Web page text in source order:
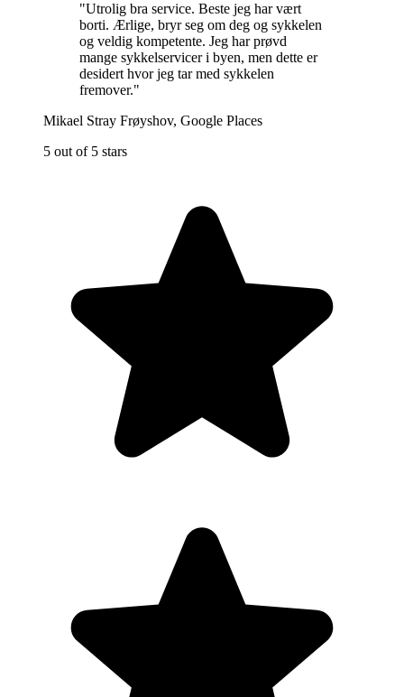
"Utrolig bra service. Beste jeg har vært
borti. Ærlige, bryr seg om deg og sykkelen
og veldig kompetente. Jeg har prøvd
mange sykkelservicer i byen, men dette er
desidert hvor jeg tar med sykkelen
fremover."
Mikael Stray Frøyshov, Google Places
5 out of 5 stars